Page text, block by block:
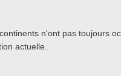
n'ont pas toujours
actuelle.